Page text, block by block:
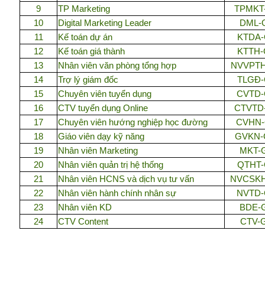
9
TP Marketing
10
Digital Marketing Leader
DML-
11
Kế toán dự án
12
Kế toán giá thành
13
Nhân viên văn phòng tổng hợp
14
Trợ lý giám đốc
15
Chuyên viên tuyển dụng
16
CTV tuyển dụng Online
17
Chuyên viên hướng nghiệp học đường
18
Giáo viên dạy kỹ năng
19
Nhân viên Marketing
MKT-
20
Nhân viên quản trị hệ thống
21
Nhân viên HCNS và dịch vụ tư vấn
22
Nhân viên hành chính nhân sự
23
Nhân viên KD
BDE-
24
CTV Content CTV-